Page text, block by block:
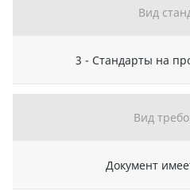
Вид
3 - Стандарты на
Вид
Документ